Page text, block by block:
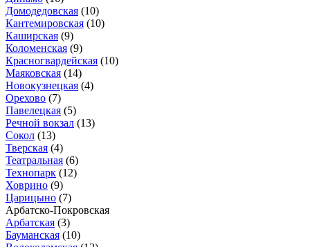
Домодедовская (10)
Кантемировская (10)
Каширская (9)
Коломенская (9)
Красногвардейская (10)
Маяковская (14)
Новокузнецкая (4)
Орехово (7)
Павелецкая (5)
Речной вокзал (13)
Сокол (13)
Тверская (4)
Театральная (6)
Технопарк (12)
Ховрино (9)
Царицыно (7)
Арбатско-Покровская
Арбатская (3)
Бауманская (10)